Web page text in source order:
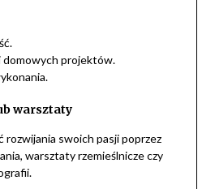
domowych projektów.
warsztaty
rozwijania swoich pasji poprzez
warsztaty rzemieślnicze czy